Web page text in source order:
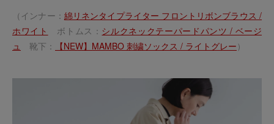
（インナー： 綿リネンタイプライター フロントリボンブラウス /
ホワイト
ボトムス： シルクネックテーパードパンツ / ベージ
ュ 靴下： 【NEW】MAMBO 刺繍ソックス / ライトグレー ）